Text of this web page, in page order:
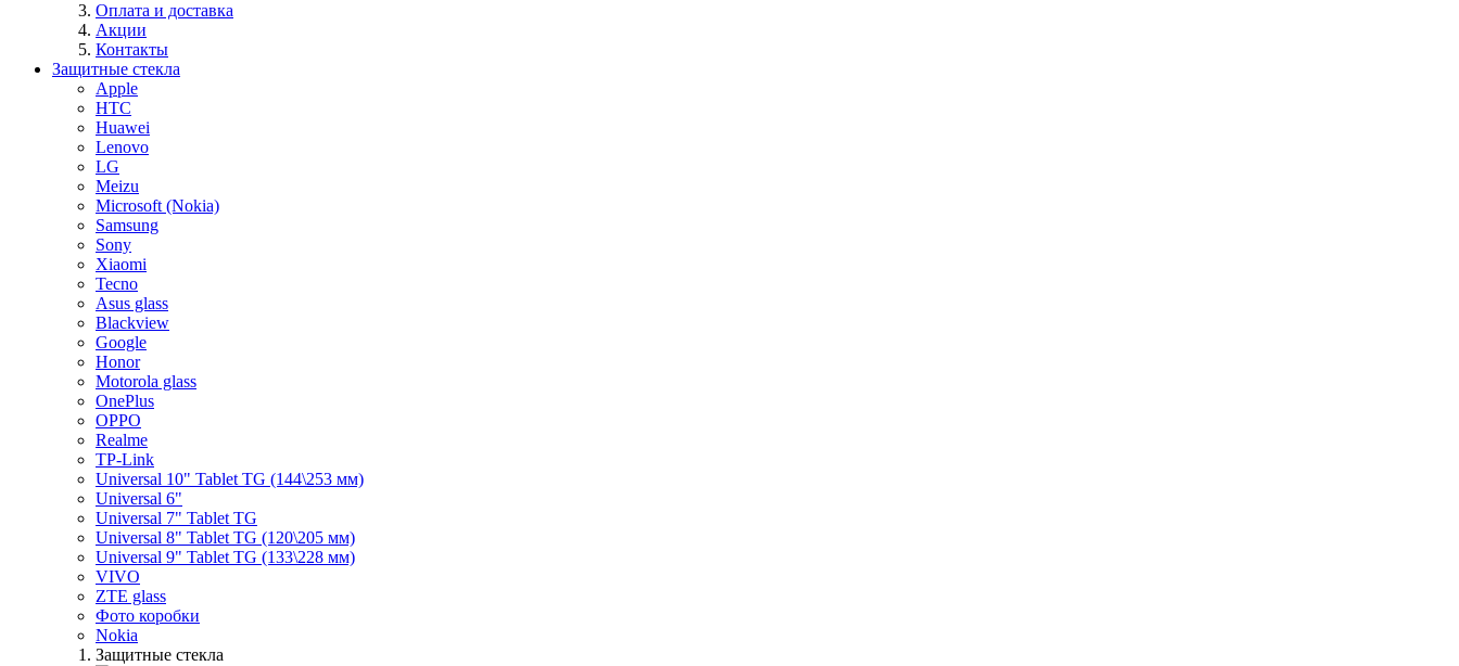
Оплата и доставка
Акции
Контакты
Защитные стекла
Apple
HTC
Huawei
Lenovo
LG
Meizu
Microsoft (Nokia)
Samsung
Sony
Xiaomi
Tecno
Asus glass
Blackview
Google
Honor
Motorola glass
OnePlus
OPPO
Realme
TP-Link
Universal 10" Tablet TG (144\253 мм)
Universal 6"
Universal 7" Tablet TG
Universal 8" Tablet TG (120\205 мм)
Universal 9" Tablet TG (133\228 мм)
VIVO
ZTE glass
Фото коробки
Nokia
Защитные стекла